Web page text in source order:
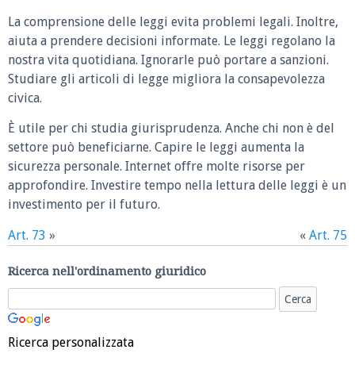
La comprensione delle leggi evita problemi legali. Inoltre,
aiuta a prendere decisioni informate. Le leggi regolano la
nostra vita quotidiana. Ignorarle può portare a sanzioni.
Studiare gli articoli di legge migliora la consapevolezza
civica.
È utile per chi studia giurisprudenza. Anche chi non è del
settore può beneficiarne. Capire le leggi aumenta la
sicurezza personale. Internet offre molte risorse per
approfondire. Investire tempo nella lettura delle leggi è un
investimento per il futuro.
Art. 73 » « Art. 75
Ricerca nell'ordinamento giuridico
Ricerca personalizzata